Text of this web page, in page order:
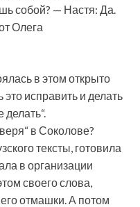
собой? — Настя: Да.
Олега
в этом открыто
это исправить и делать
делать“.
в Соколове?
тексты, готовила
в организации
своего слова,
отмашки. А потом